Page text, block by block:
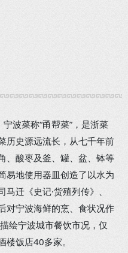
波菜称“甬帮菜”，是浙菜
历史源远流长，从七千年前
、酸枣及釜、罐、盆、钵等
易地使用器皿创造了以水为
迁《史记·货殖列传》、
对宁波海鲜的烹、食状况作
绘宁波城市餐饮市况，仅
饭店40多家。